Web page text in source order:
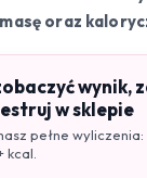
oraz
wynik,
w sklepie
pełne wyliczenia:
kcal.